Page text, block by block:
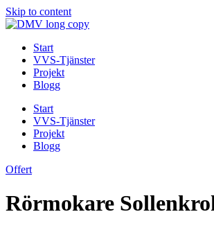
Skip to content
Start
VVS-Tjänster
Projekt
Blogg
Start
VVS-Tjänster
Projekt
Blogg
Offert
Rörmokare